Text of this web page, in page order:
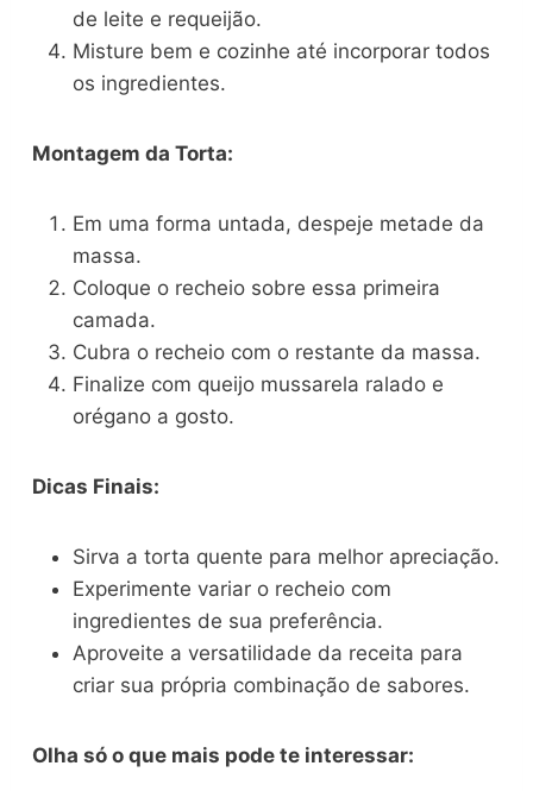
de leite e requeijão.
Misture bem e cozinhe até incorporar todos
os ingredientes.
Montagem da Torta:
Em uma forma untada, despeje metade da
massa.
Coloque o recheio sobre essa primeira
camada.
Cubra o recheio com o restante da massa.
Finalize com queijo mussarela ralado e
orégano a gosto.
Dicas Finais:
Sirva a torta quente para melhor apreciação.
Experimente variar o recheio com
ingredientes de sua preferência.
Aproveite a versatilidade da receita para
criar sua própria combinação de sabores.
Olha só o que mais pode te interessar: